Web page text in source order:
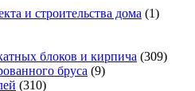
и строительства дома (1)
блоков и кирпича (309)
бруса (9)
(310)